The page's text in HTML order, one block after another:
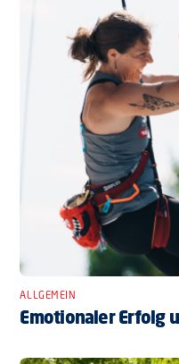
ALLGEMEIN
Emotionaler Erfolg